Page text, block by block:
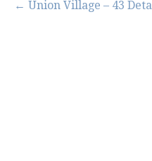
← Union Village – 43